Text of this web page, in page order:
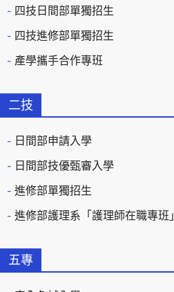
四技日間部單獨招生
四技進修部單獨招生
產學攜手合作專班
二技
日間部申請入學
日間部技優甄審入學
進修部單獨招生
進修部護理系「護理師在職專班」
五專